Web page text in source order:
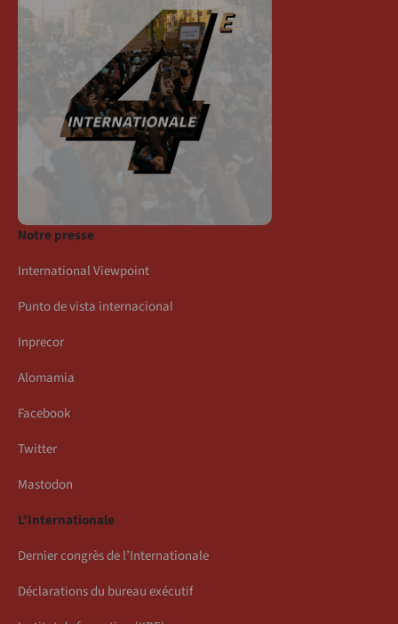
Notre presse
International Viewpoint
Punto de vista internacional
Inprecor
Alomamia
Facebook
Twitter
Mastodon
L’Internationale
Dernier congrès de l’Internationale
Déclarations du bureau exécutif